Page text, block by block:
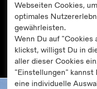
Vortrag mit
Jewish Center for
Dr. Felix Klein
16. Juni 2023
19.00 Uhr
Webseiten Cookies,
optimales
gewährleisten.
Wenn Du auf "Cookies
klickst, willigst Du in
aller dieser Cookies
"Einstellungen" kannst
eine individuelle